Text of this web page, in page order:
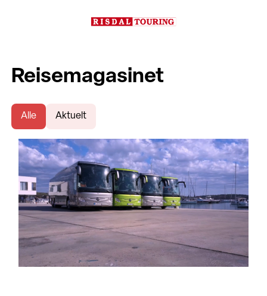
Reisemagasinet
Alle Aktuelt